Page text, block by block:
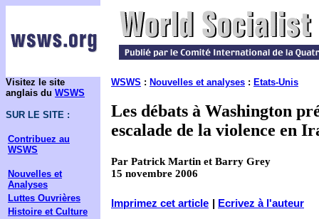
Visitez le site
anglais du WSWS
SUR LE SITE :
Contribuez au
WSWS
Nouvelles et
Analyses
Luttes Ouvrières
Histoire et Culture
WSWS : Nouvelles et analyses : Etats-Unis
Les débats à Washington
escalade de la violence en
Par Patrick Martin et Barry Grey
15 novembre 2006
Imprimez cet article Ecrivez à l'auteur